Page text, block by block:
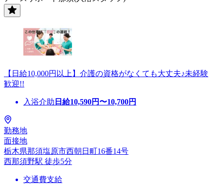
【日給10,000円以上】介護の資格がなくても大丈夫♪未経験
歓迎!!
入浴介助 日給10,590円〜10,700円
勤務地
面接地
栃木県那須塩原市西朝日町16番14号
西那須野駅 徒歩5分
交通費支給